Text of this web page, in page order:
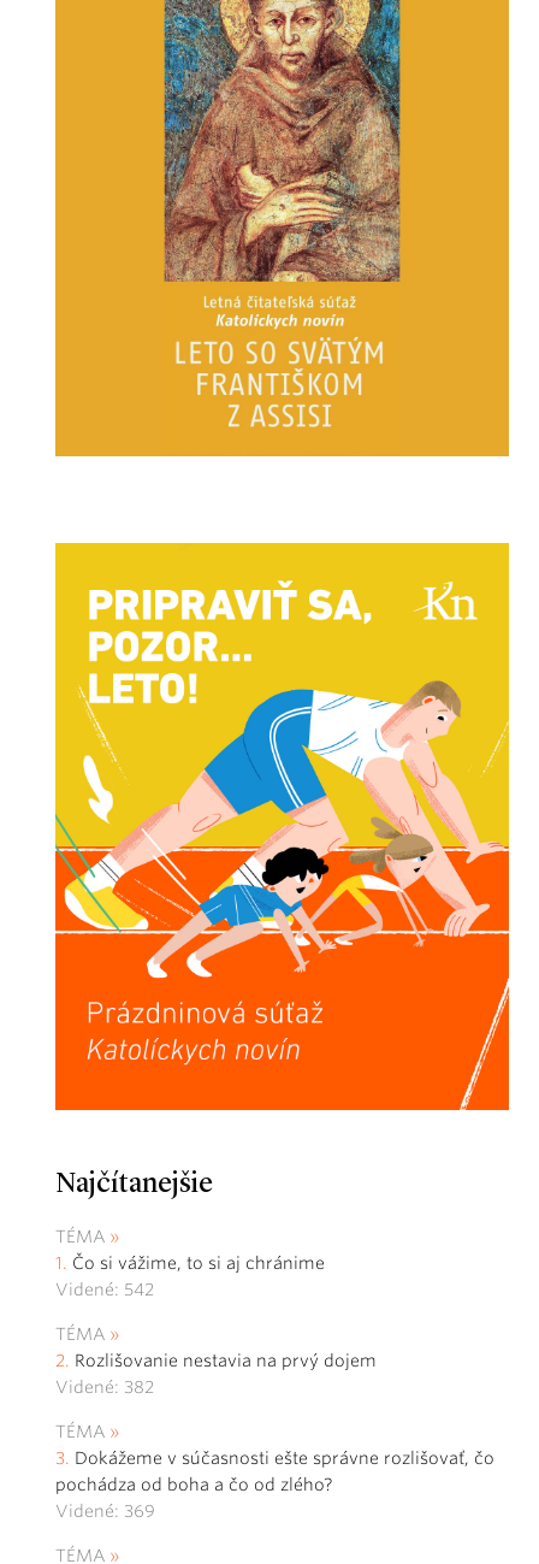
Najčítanejšie
TÉMA
Čo si vážime, to si aj chránime
Videné: 542
TÉMA
Rozlišovanie nestavia na prvý dojem
Videné: 382
TÉMA
Dokážeme v súčasnosti ešte správne rozlišovať, čo
pochádza od boha a čo od zlého?
Videné: 369
TÉMA